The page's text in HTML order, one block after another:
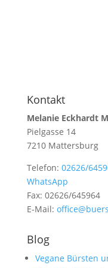
Kontakt
Melanie Eckhardt
Pielgasse 14
7210 Mattersburg
Telefon: 02626/
WhatsApp
Fax: 02626/645964
E-Mail:
Blog
Vegane Bürsten